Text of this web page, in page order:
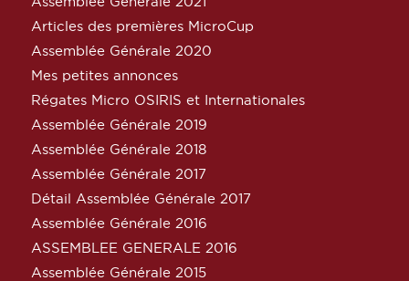
Articles des premières MicroCup
Assemblée Générale 2020
Mes petites annonces
Régates Micro OSIRIS et Internationales
Assemblée Générale 2019
Assemblée Générale 2018
Assemblée Générale 2017
Détail Assemblée Générale 2017
Assemblée Générale 2016
ASSEMBLEE GENERALE 2016
Assemblée Générale 2015